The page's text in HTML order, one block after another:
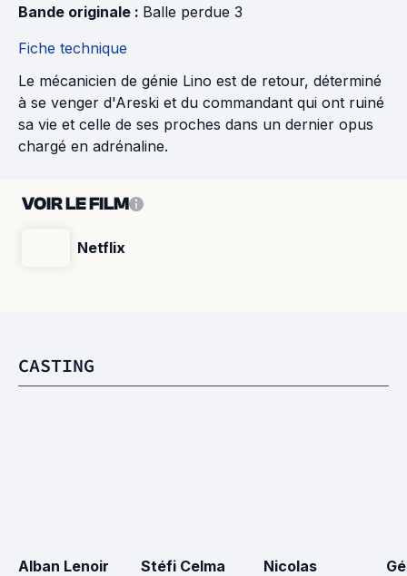
Bande originale : Balle perdue 3
Fiche technique
Le mécanicien de génie Lino est de retour, déterminé
à se venger d'Areski et du commandant qui ont ruiné
sa vie et celle de ses proches dans un dernier opus
chargé en adrénaline.
VOIR LE FILM
Netflix
CASTING
Alban Lenoir
Stéfi Celma
Nicolas